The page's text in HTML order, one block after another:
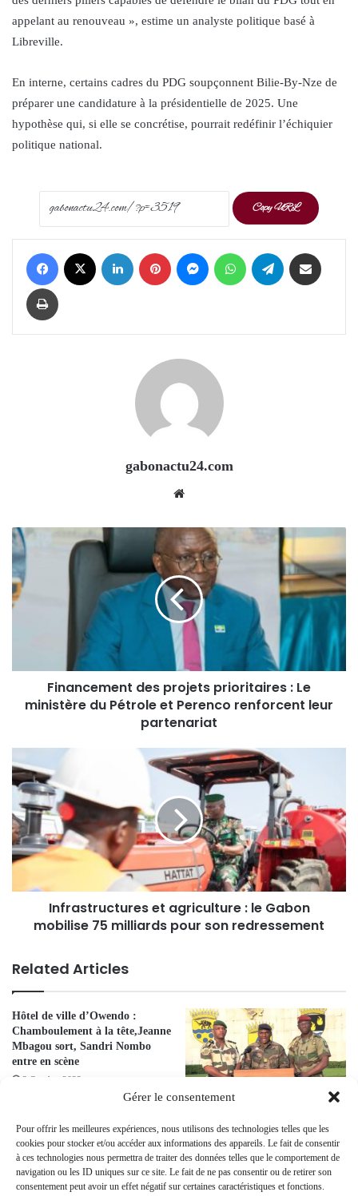
Gérer le consentement
Pour offrir les meilleures expériences, nous utilisons des technologies telles que les
cookies pour stocker et/ou accéder aux informations des appareils. Le fait de consentir
à ces technologies nous permettra de traiter des données telles que le comportement de
navigation ou les ID uniques sur ce site. Le fait de ne pas consentir ou de retirer son
consentement peut avoir un effet négatif sur certaines caractéristiques et fonctions.
appelant au renouveau », estime un analyste politique basé à
Libreville.
En interne, certains cadres du PDG soupçonnent Bilie-By-Nze de
préparer une candidature à la présidentielle de 2025. Une
hypothèse qui, si elle se concrétise, pourrait redéfinir l’échiquier
politique national.
Copy URL
Facebook LinkedIn Pinterest Messenger WhatsApp Telegram
Print
gabonactu24.com
Financement des projets prioritaires : Le
ministère du Pétrole et Perenco renforcent leur
partenariat
Infrastructures et agriculture : le Gabon
mobilise 75 milliards pour son redressement
Related Articles
Hôtel de ville d’Owendo :
Chamboulement à la tête,Jeanne
Mbagou sort, Sandri Nombo
entre en scène
3 October 2023
Synergie par le CTRI
20 March 2024